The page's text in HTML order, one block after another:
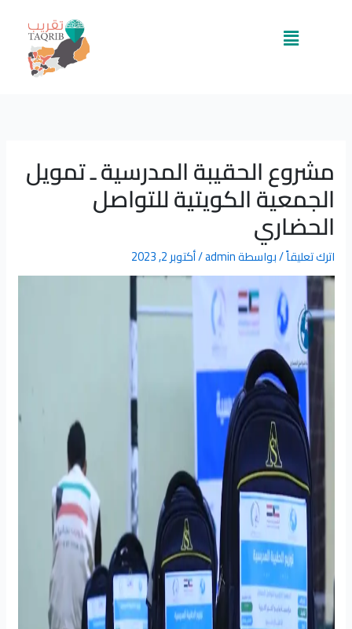
القائمة
مشروع الحقيبة المدرسية ـ تمويل
الجمعية الكويتية للتواصل
الحضاري
اترك تعليقاً/ بواسطةadmin
/أكتوبر 2, 2023